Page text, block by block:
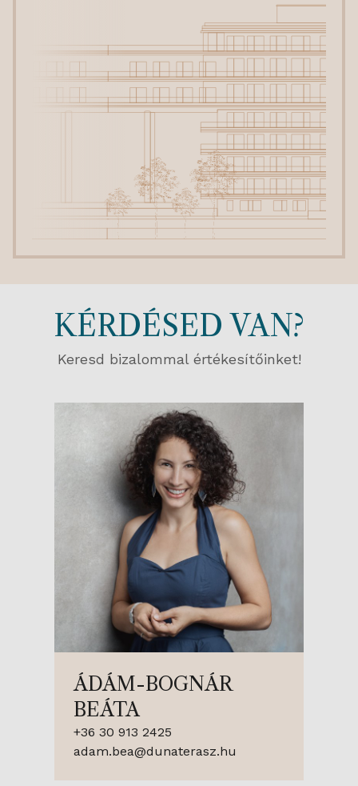
KÉRDÉSED VAN?
Keresd bizalommal értékesítőinket!
ÁDÁM-BOGNÁR
BEÁTA
+36 30 913 2425
adam.bea@dunaterasz.hu